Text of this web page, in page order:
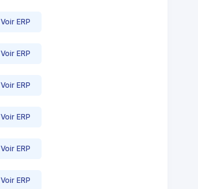
Voir ERP
Voir ERP
Voir ERP
Voir ERP
Voir ERP
Voir ERP